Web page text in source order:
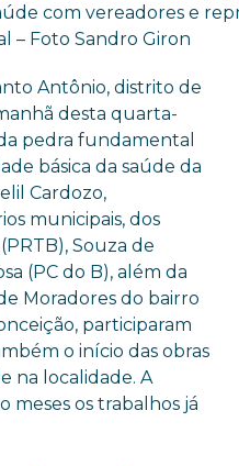
com vereadores e
– Foto Sandro Giron
Antônio, distrito de
desta quarta-
pedra fundamental
básica da saúde da
Cardozo,
municipais, dos
Souza de
(PC do B), além da
Moradores do bairro
participaram
o início das obras
na localidade. A
meses os trabalhos já